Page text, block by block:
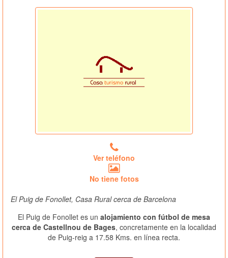
Ver teléfono
No tiene fotos
El Puig de Fonollet, Casa Rural cerca de Barcelona
El Puig de Fonollet es un alojamiento con fútbol de mesa
cerca de Castellnou de Bages, concretamente en la localidad
de Puig-reig a 17.58 Kms. en línea recta.